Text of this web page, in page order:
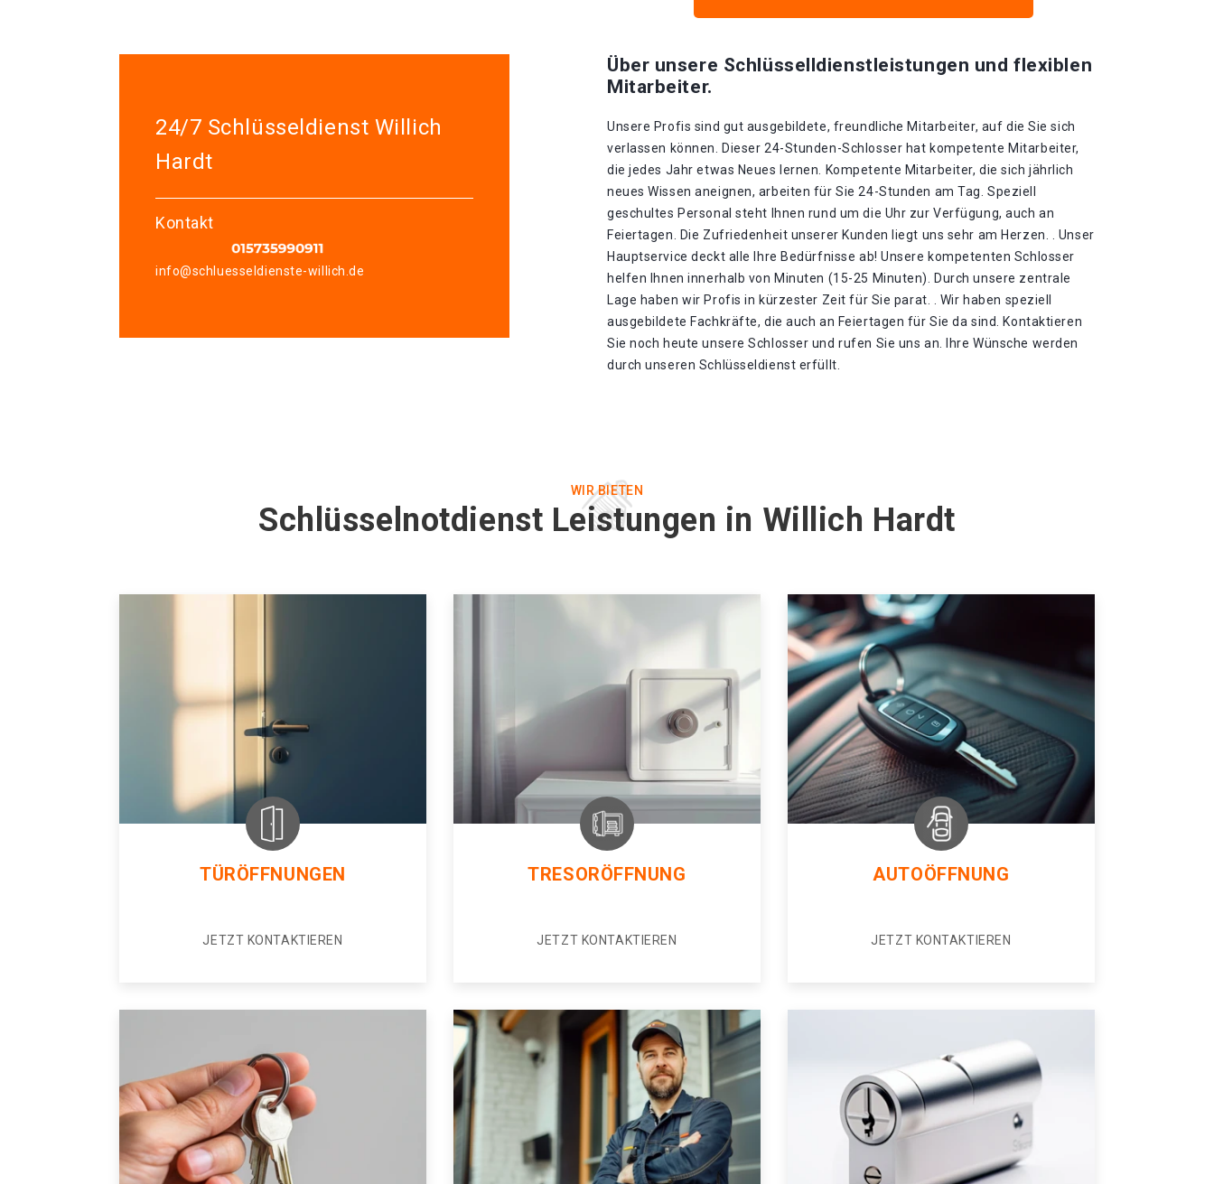
24/7 Schlüsseldienst Willich
Hardt
Kontakt
info@schluesseldienste-willich.de
Über unsere Schlüsselldienstleistungen und flexiblen
Mitarbeiter.
Unsere Profis sind gut ausgebildete, freundliche Mitarbeiter, auf die Sie sich
verlassen können. Dieser 24-Stunden-Schlosser hat kompetente Mitarbeiter,
die jedes Jahr etwas Neues lernen. Kompetente Mitarbeiter, die sich jährlich
neues Wissen aneignen, arbeiten für Sie 24-Stunden am Tag. Speziell
geschultes Personal steht Ihnen rund um die Uhr zur Verfügung, auch an
Feiertagen. Die Zufriedenheit unserer Kunden liegt uns sehr am Herzen. . Unser
Hauptservice deckt alle Ihre Bedürfnisse ab! Unsere kompetenten Schlosser
helfen Ihnen innerhalb von Minuten (15-25 Minuten). Durch unsere zentrale
Lage haben wir Profis in kürzester Zeit für Sie parat. . Wir haben speziell
ausgebildete Fachkräfte, die auch an Feiertagen für Sie da sind. Kontaktieren
Sie noch heute unsere Schlosser und rufen Sie uns an. Ihre Wünsche werden
durch unseren Schlüsseldienst erfüllt.
WIR BIETEN
Schlüsselnotdienst Leistungen in Willich Hardt
TÜRÖFFNUNGEN
JETZT KONTAKTIEREN
TRESORÖFFNUNG
JETZT KONTAKTIEREN
AUTOÖFFNUNG
JETZT KONTAKTIEREN